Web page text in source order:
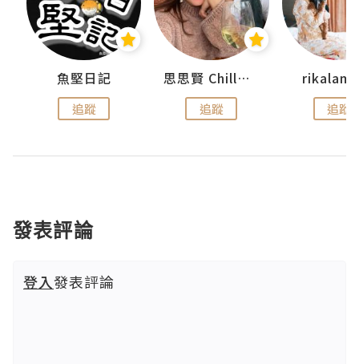
魚堅日記
追蹤
思思賢 ChillMyBabe
追蹤 追蹤
發表評論
登入發表評論